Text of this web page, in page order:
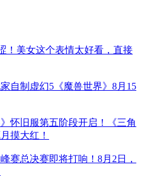
！美女这个表情太好看，直接
自制虚幻5《魔兽世界》8月15
怀旧服第五阶段开启！《三角
摸大红！
赛总决赛即将打响！8月2日，